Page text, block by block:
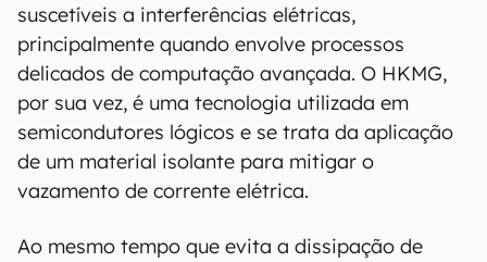
suscetíveis a interferências elétricas,
principalmente quando envolve processos
delicados de computação avançada. O HKMG,
por sua vez, é uma tecnologia utilizada em
semicondutores lógicos e se trata da aplicação
de um material isolante para mitigar o
vazamento de corrente elétrica.
Ao mesmo tempo que evita a dissipação de